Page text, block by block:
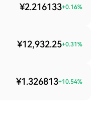
¥2.216133+0.16%
¥12,932.25+0.31%
¥1.326813+10.54%